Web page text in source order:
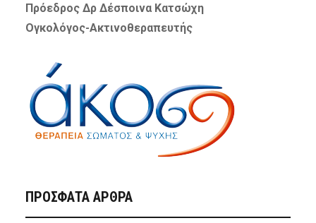
Πρόεδρος Δρ Δέσποινα Κατσώχη
Ογκολόγος-Ακτινοθεραπευτής
ΠΡΌΣΦΑΤΑ ΆΡΘΡΑ